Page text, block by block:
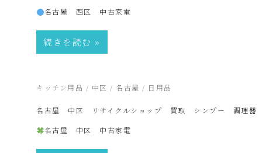
は
名古屋 西区 中古家電
続きを読む
2026年6月12日
キッチン用品 / 中区 / 名古屋 / 日用品
名古屋 中区 リサイクルショップ 買取 シンプー 調理器
名古屋 中区 中古家電